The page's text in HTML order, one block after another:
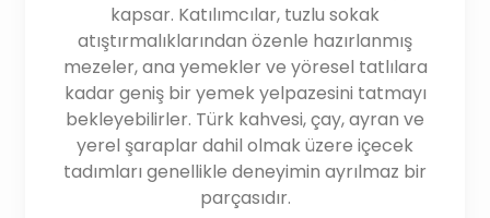
kapsar. Katılımcılar, tuzlu sokak
atıştırmalıklarından özenle hazırlanmış
mezeler, ana yemekler ve yöresel tatlılara
kadar geniş bir yemek yelpazesini tatmayı
bekleyebilirler. Türk kahvesi, çay, ayran ve
yerel şaraplar dahil olmak üzere içecek
tadımları genellikle deneyimin ayrılmaz bir
parçasıdır.